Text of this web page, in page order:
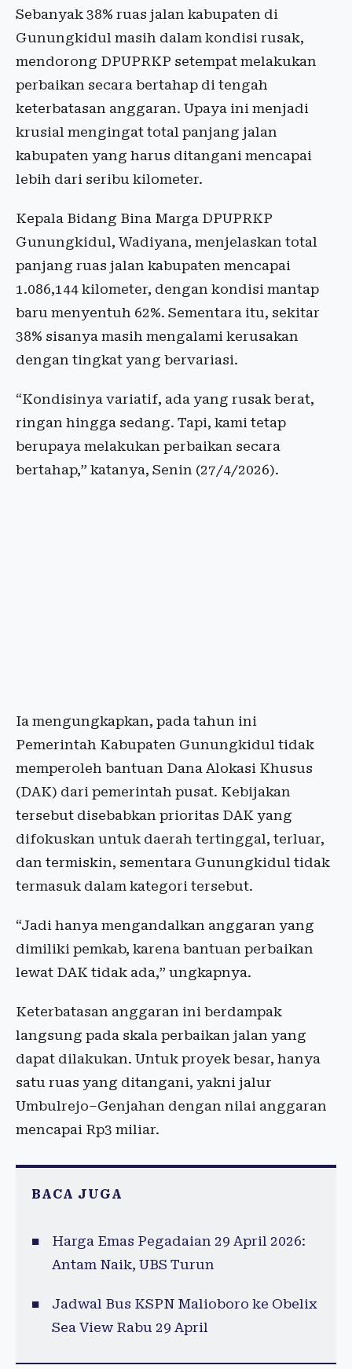
Sebanyak 38% ruas jalan kabupaten di
Gunungkidul masih dalam kondisi rusak,
mendorong DPUPRKP setempat melakukan
perbaikan secara bertahap di tengah
keterbatasan anggaran. Upaya ini menjadi
krusial mengingat total panjang jalan
kabupaten yang harus ditangani mencapai
lebih dari seribu kilometer.
Kepala Bidang Bina Marga DPUPRKP
Gunungkidul, Wadiyana, menjelaskan total
panjang ruas jalan kabupaten mencapai
1.086,144 kilometer, dengan kondisi mantap
baru menyentuh 62%. Sementara itu, sekitar
38% sisanya masih mengalami kerusakan
dengan tingkat yang bervariasi.
“Kondisinya variatif, ada yang rusak berat,
ringan hingga sedang. Tapi, kami tetap
berupaya melakukan perbaikan secara
bertahap,” katanya, Senin (27/4/2026).
Ia mengungkapkan, pada tahun ini
Pemerintah Kabupaten Gunungkidul tidak
memperoleh bantuan Dana Alokasi Khusus
(DAK) dari pemerintah pusat. Kebijakan
tersebut disebabkan prioritas DAK yang
difokuskan untuk daerah tertinggal, terluar,
dan termiskin, sementara Gunungkidul tidak
termasuk dalam kategori tersebut.
“Jadi hanya mengandalkan anggaran yang
dimiliki pemkab, karena bantuan perbaikan
lewat DAK tidak ada,” ungkapnya.
Keterbatasan anggaran ini berdampak
langsung pada skala perbaikan jalan yang
dapat dilakukan. Untuk proyek besar, hanya
satu ruas yang ditangani, yakni jalur
Umbulrejo–Genjahan dengan nilai anggaran
mencapai Rp3 miliar.
BACA JUGA
Harga Emas Pegadaian 29 April 2026:
Antam Naik, UBS Turun
Jadwal Bus KSPN Malioboro ke Obelix
Sea View Rabu 29 April